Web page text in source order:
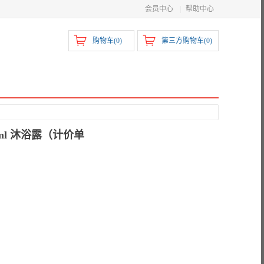
会员中心 帮助中心
第三方购物车(0)
购物车(0)
沐浴露（计价单